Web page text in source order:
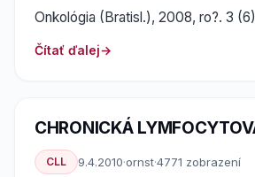
Onkológia (Bratisl.), 2008, ro?. 3
Čítať ďalej
CHRONICKÁ
CLL 9.4.2010·ornst·4771 zobrazení